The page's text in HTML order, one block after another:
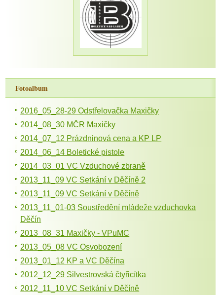
Fotoalbum
2016_05_28-29 Odstřelovačka Maxičky
2014_08_30 MČR Maxičky
2014_07_12 Prázdninová cena a KP LP
2014_06_14 Boletické pistole
2014_03_01 VC Vzduchové zbraně
2013_11_09 VC Setkání v Děčíně 2
2013_11_09 VC Setkání v Děčíně
2013_11_01-03 Soustředění mládeže vzduchovka
Děčín
2013_08_31 Maxičky - VPuMC
2013_05_08 VC Osvobození
2013_01_12 KP a VC Děčína
2012_12_29 Silvestrovská čtyřicítka
2012_11_10 VC Setkání v Děčíně